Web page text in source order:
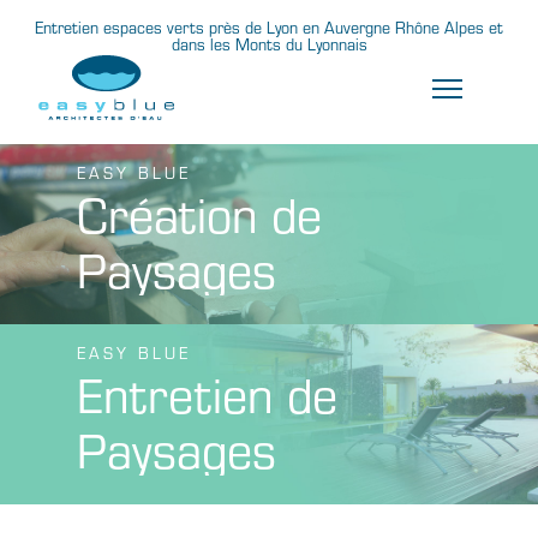
Entretien espaces verts près de Lyon en Auvergne Rhône Alpes et
dans les Monts du Lyonnais
EASY BLUE
Création de
Paysages
EASY BLUE
Entretien de
Paysages